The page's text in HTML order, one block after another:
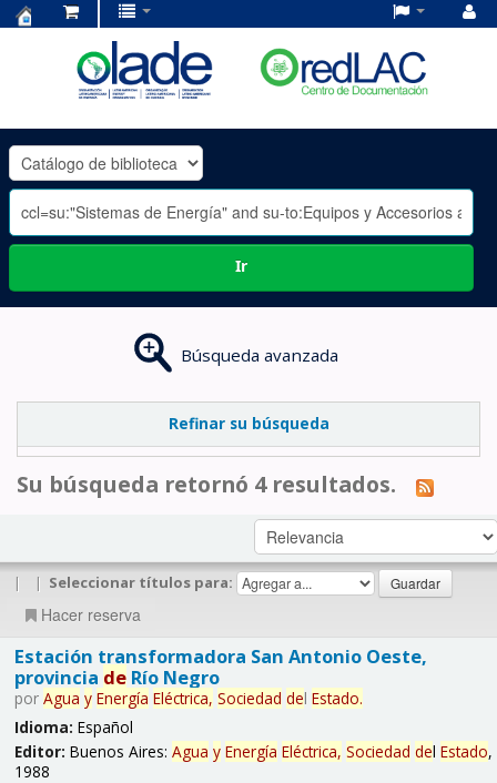
OLADE
-
Ir
Búsqueda avanzada
Refinar su búsqueda
Su búsqueda retornó 4 resultados.
| | Seleccionar títulos para:
Hacer reserva
Estación transformadora San Antonio Oeste,
provincia deRío Negro
por Agua y Energía Eléctrica, Sociedad del Estado.
Idioma: Español
Editor: Buenos Aires: Agua y Energía Eléctrica, Sociedad del Estado,
1988